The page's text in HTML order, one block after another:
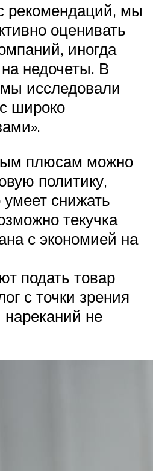
рекомендаций, мы
оценивать
иногда
недочеты. В
исследовали
широко
плюсам можно
политику,
умеет снижать
текучка
с экономией на
подать товар
с точки зрения
не